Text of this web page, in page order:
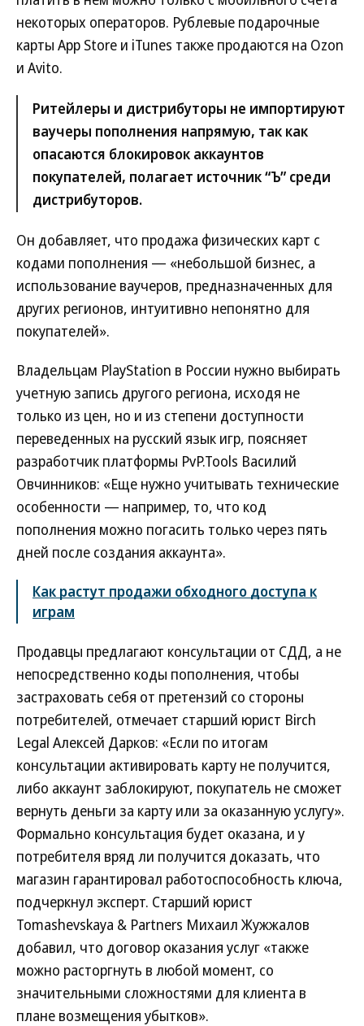
некоторых операторов. Рублевые подарочные
карты App Store и iTunes также продаются на Ozon
и Avito.
Ритейлеры и дистрибуторы не импортируют
ваучеры пополнения напрямую, так как
опасаются блокировок аккаунтов
покупателей, полагает источник “Ъ” среди
дистрибуторов.
Он добавляет, что продажа физических карт с
кодами пополнения — «небольшой бизнес, а
использование ваучеров, предназначенных для
других регионов, интуитивно непонятно для
покупателей».
Владельцам PlayStation в России нужно выбирать
учетную запись другого региона, исходя не
только из цен, но и из степени доступности
переведенных на русский язык игр, поясняет
разработчик платформы PvP.Tools Василий
Овчинников: «Еще нужно учитывать технические
особенности — например, то, что код
пополнения можно погасить только через пять
дней после создания аккаунта».
Как растут продажи обходного доступа к
играм
Продавцы предлагают консультации от СДД, а не
непосредственно коды пополнения, чтобы
застраховать себя от претензий со стороны
потребителей, отмечает старший юрист Birch
Legal Алексей Дарков: «Если по итогам
консультации активировать карту не получится,
либо аккаунт заблокируют, покупатель не сможет
вернуть деньги за карту или за оказанную услугу».
Формально консультация будет оказана, и у
потребителя вряд ли получится доказать, что
магазин гарантировал работоспособность ключа,
подчеркнул эксперт. Старший юрист
Tomashevskaya & Partners Михаил Жужжалов
добавил, что договор оказания услуг «также
можно расторгнуть в любой момент, со
значительными сложностями для клиента в
плане возмещения убытков».